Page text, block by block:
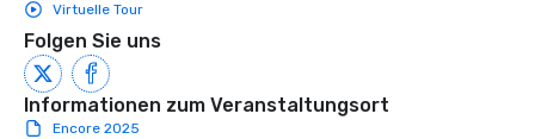
Lip Smacking Foodie
Virtuelle Tour
Folgen Sie uns
Informationen zum Veranstaltungsort
Encore 2025